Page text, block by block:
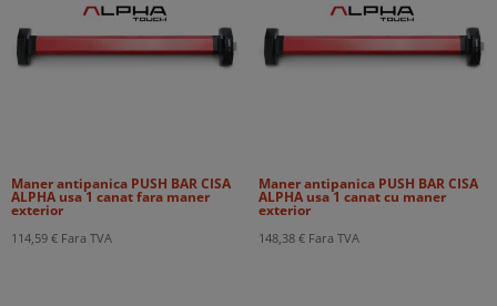
Maner antipanica PUSH BAR CISA
ALPHA usa 1 canat fara maner
exterior
114,59 € Fara TVA
Maner antipanica PUSH BAR CISA
ALPHA usa 1 canat cu maner
exterior
148,38 € Fara TVA